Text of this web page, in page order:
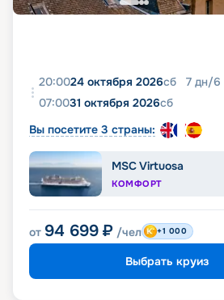
20:0024 октября 2026сб 7 дн/6
07:0031 октября 2026сб
Вы посетите 3 страны:
MSC Virtuosa
КОМФОРТ
от 94 699 ₽ /чел +1 000
Выбрать круиз